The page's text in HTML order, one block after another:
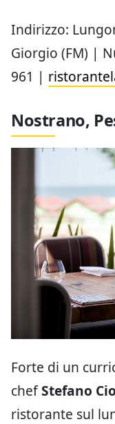
Indirizzo:
Giorgio (FM) |
961 |
Nostrano,
Forte di un
chefStefano
ristorante sul